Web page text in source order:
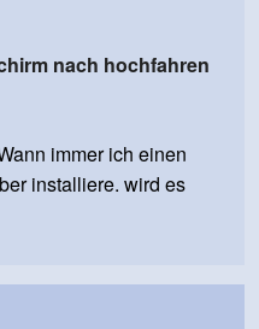
nach hochfahren
immer ich einen
installiere. wird es